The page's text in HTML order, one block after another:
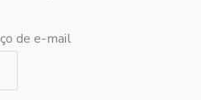
de e-mail